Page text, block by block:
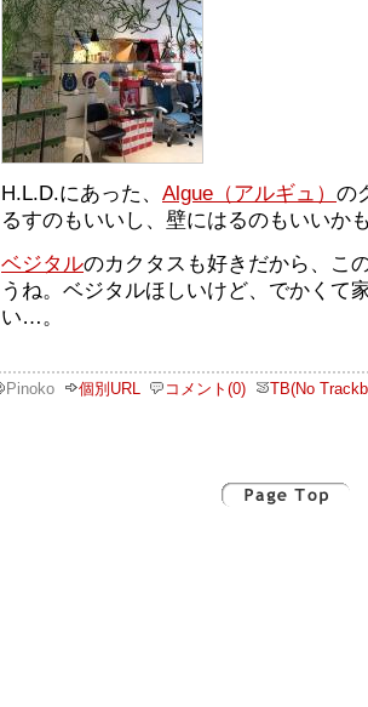
H.L.D.にあった、 Algue（アルギュ） の
るすのもいいし、壁にはるのもいいか
ベジタルのカクタスも好きだから、こ
うね。ベジタルほしいけど、でかくて
い…。
Pinoko 個別URL コメント(0) TB(No